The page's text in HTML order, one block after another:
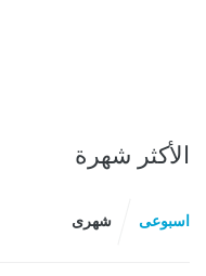
الأكثر شهرة
اسبوعى شهرى